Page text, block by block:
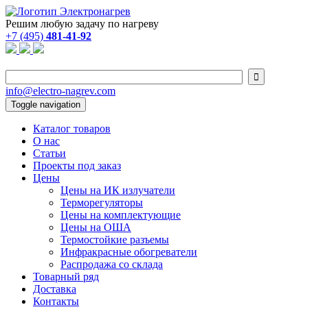
Решим любую задачу по нагреву
+7 (495) 481-41-92

info@electro-nagrev.com
Toggle navigation
Каталог товаров
О нас
Статьи
Проекты под заказ
Цены
Цены на ИК излучатели
Терморегуляторы
Цены на комплектующие
Цены на ОША
Термостойкие разъемы
Инфракрасные обогреватели
Распродажа со склада
Товарный ряд
Доставка
Контакты